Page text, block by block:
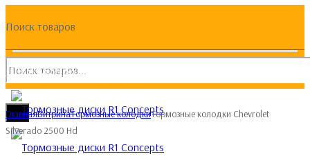
Поиск товаров
(093) 133 133 4
ГлавнаяВитринаТормозные колодкиТормозные колодки Chevrolet
Silverado 2500 Hd